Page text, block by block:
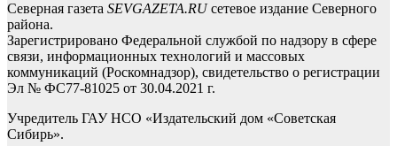
Северная газета SEVGAZETA.RUсетевое издание Северного
района.
Зарегистрировано Федеральной службой по надзору в сфере
связи, информационных технологий и массовых
коммуникаций (Роскомнадзор), свидетельство о регистрации
Эл № ФС77-81025 от 30.04.2021 г.
Учредитель ГАУ НСО «Издательский дом «Советская
Сибирь».